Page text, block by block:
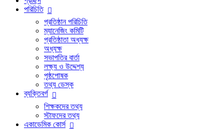
পরিচিতি
প্রতিষ্ঠান পরিচিতি
ম্যানেজিং কমিটি
প্রতিষ্ঠাতা অধ্যক্ষ
অধ্যক্ষ
সভাপতির বার্তা
লক্ষ্য ও উদ্দেশ্য
পৃষ্ঠপোষক
তথ্য ডেস্ক
ব্যক্তিবর্গ
শিক্ষকদের তথ্য
স্টাফদের তথ্য
একাডেমিক কোর্স